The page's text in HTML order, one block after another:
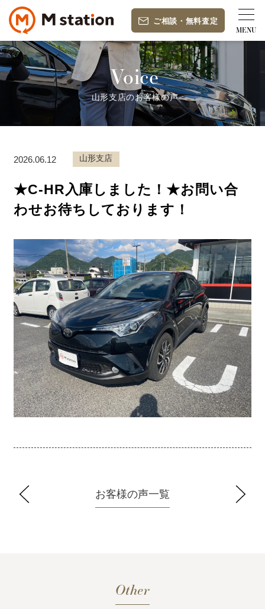
ご相談 ・ 無料査定
Voice
山形支店のお客様の声
2026.06.12 山形支店
★C-HR入庫しました！★お問い合
わせお待ちしております！
お客様の声一覧
Other